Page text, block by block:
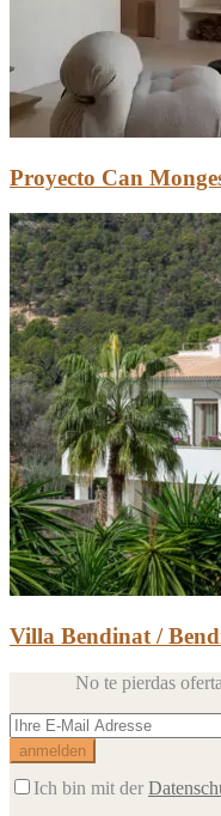
Proyecto Can
Villa Bendinat /
No te pierdas
Ich bin mit der